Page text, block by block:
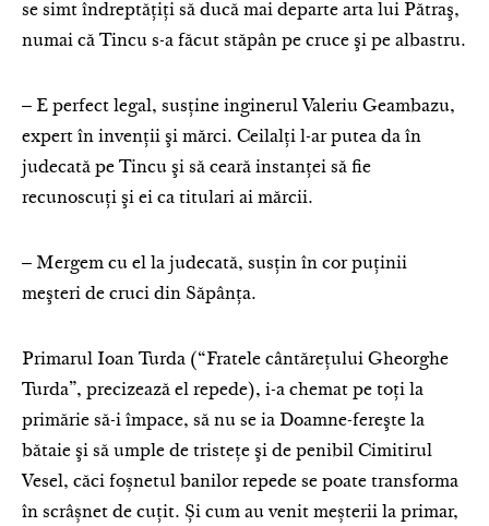
se simt îndreptăţiţi să ducă mai departe arta lui Pătraş,
numai că Tincu s-a făcut stăpân pe cruce şi pe albastru.
‒ E perfect legal, susţine inginerul Valeriu Geambazu,
expert în invenţii şi mărci. Ceilalţi l-ar putea da în
judecată pe Tincu şi să ceară instanţei să fie
recunoscuţi şi ei ca titulari ai mărcii.
‒ Mergem cu el la judecată, susţin în cor puţinii
meşteri de cruci din Săpânţa.
Primarul Ioan Turda (“Fratele cântăreţului Gheorghe
Turda”, precizează el repede), i-a chemat pe toţi la
primărie să-i împace, să nu se ia Doamne-fereşte la
bătaie şi să umple de tristeţe şi de penibil Cimitirul
Vesel, căci foșnetul banilor repede se poate transforma
în scrâșnet de cuțit. Și cum au venit meșterii la primar,